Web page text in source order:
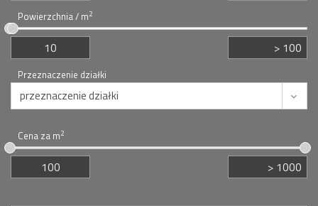
Powierzchnia / m2
Przeznaczenie działki
Cena za m2